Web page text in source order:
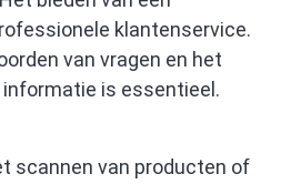
klantenservice.
van vragen en het
is essentieel.
scannen van producten of